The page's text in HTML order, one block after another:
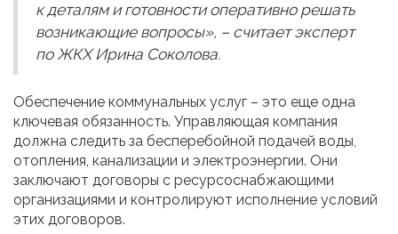
к деталям и готовности оперативно решать
возникающие вопросы», – считает эксперт
по ЖКХ Ирина Соколова.
Обеспечение коммунальных услуг – это еще одна
ключевая обязанность. Управляющая компания
должна следить за бесперебойной подачей воды,
отопления, канализации и электроэнергии. Они
заключают договоры с ресурсоснабжающими
организациями и контролируют исполнение условий
этих договоров.